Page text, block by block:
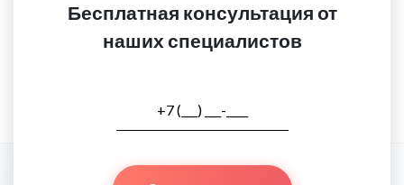
Бесплатная консультация от
наших специалистов